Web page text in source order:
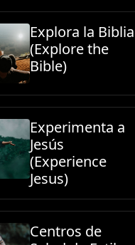
Explora la Biblia
(Explore the
Bible)
Experimenta a
Jesús
(Experience
Jesus)
Centros de